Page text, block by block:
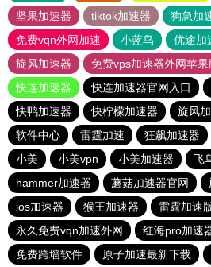
坚果加速器
tiktok加速器
狗急加
免费vqn外网加速
小蓝鸟 优途加
旋风加速器
免费vps加速器外网苹果
快连加速器
快连加速器官网入口
快鸭加速器
快柠檬加速器 旋风
软件中心
雷霆加速 狂飙加速器
小美
小美vpn 小美加速器 飞
hammer加速器
蘑菇加速器官网
ios加速器
猴王加速器 雷霆加速
永久免费vqn加速外网
红海pro加速
免费跨墙软件
原子加速最新下载